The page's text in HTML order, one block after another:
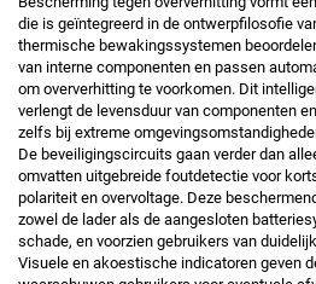
die is geïntegreerd in de ontwerpfilosofie
thermische bewakingssystemen
van interne componenten en passen
om oververhitting te voorkomen. Dit
verlengt de levensduur van componenten
zelfs bij extreme
De beveiligingscircuits gaan verder dan
omvatten uitgebreide foutdetectie voor
polariteit en overvoltage. Deze
zowel de lader als de aangesloten
schade, en voorzien gebruikers van
Visuele en akoestische indicatoren geven